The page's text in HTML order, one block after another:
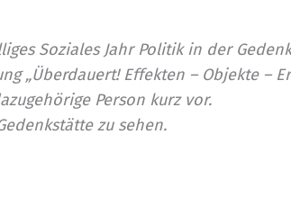
Soziales Jahr Politik in der
„Überdauert! Effekten – Objekte –
Person kurz vor.
zu sehen.